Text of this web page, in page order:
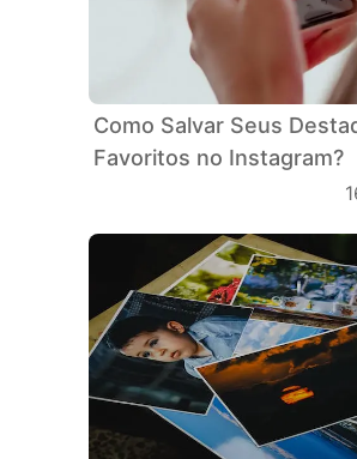
Como Salvar Seus
Favoritos no Instagram?